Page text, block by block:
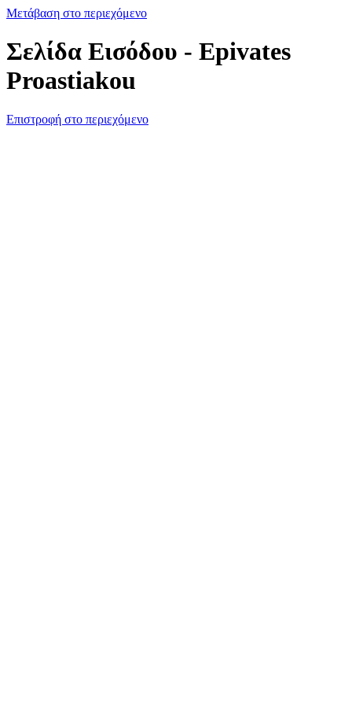
Μετάβαση στο περιεχόμενο
Σελίδα Εισόδου - Epivates
Proastiakou
Επιστροφή στο περιεχόμενο